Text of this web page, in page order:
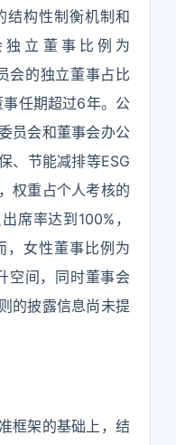
结构性制衡机制和
独立董事比例为
会的独立董事占比
任期超过6年。公
员会和董事会办公
、节能减排等ESG
权重占个人考核的
席率达到100%，
，女性董事比例为
空间，同时董事会
的披露信息尚未提
框架的基础上，结